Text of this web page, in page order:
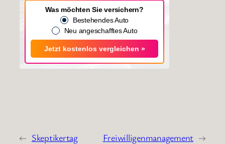
Was möchten Sie versichern?
Bestehendes Auto
Neu angeschafftes Auto
Jetzt kostenlos vergleichen »
← Skeptikertag Freiwilligenmanagement →